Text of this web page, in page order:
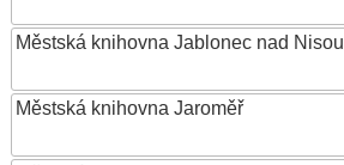
Městská knihovna Jablonec nad Nisou
Městská knihovna Jaroměř